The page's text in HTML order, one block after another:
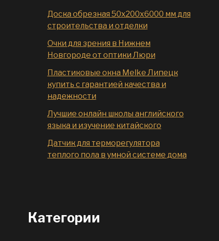
Доска обрезная 50x200x6000 мм для
строительства и отделки
Очки для зрения в Нижнем
Новгороде от оптики Люри
Пластиковые окна Melke Липецк
купить с гарантией качества и
надежности
Лучшие онлайн школы английского
языка и изучение китайского
Датчик для терморегулятора
теплого пола в умной системе дома
Категории